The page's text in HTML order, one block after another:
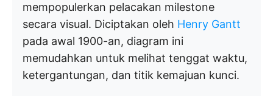
mempopulerkan pelacakan milestone
secara visual. Diciptakan oleh Henry Gantt
pada awal 1900-an, diagram ini
memudahkan untuk melihat tenggat waktu,
ketergantungan, dan titik kemajuan kunci.